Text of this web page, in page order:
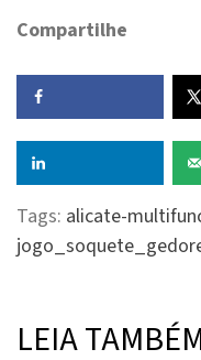
Compartilhe
Tags: alicate-
LEIA